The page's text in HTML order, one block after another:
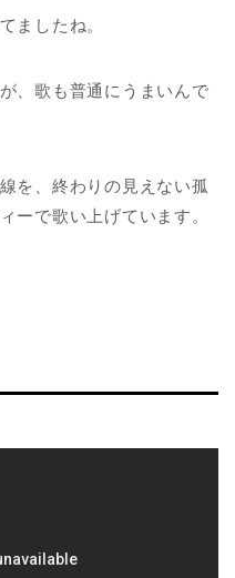
ましたね。
、歌も普通にうまいんで
を、終わりの見えない孤
ーで歌い上げています。